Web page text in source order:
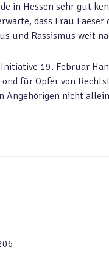
in Hessen sehr gut
dass Frau Faeser
und Rassismus weit
19. Februar
für Opfer von
Angehörigen nicht